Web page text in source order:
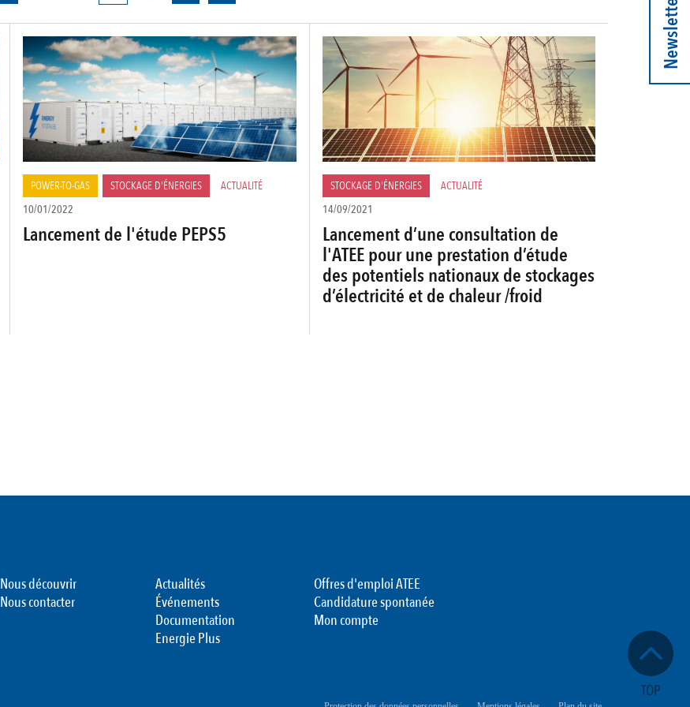
POWER-TO-GAS STOCKAGE D'ÉNERGIES
ACTUALITÉ
10/01/2022
Lancement de l'étude PEPS5
STOCKAGE D'ÉNERGIES
ACTUALITÉ
14/09/2021
Lancement d’une consultation de
l'ATEE pour une prestation d’étude
des potentiels nationaux de stockages
d’électricité et de chaleur /froid
courante
Newsletter
Nous découvrir
Nous contacter
Actualités
Événements
Documentation
Energie Plus
Offres d'emploi ATEE
Candidature spontanée
Mon compte